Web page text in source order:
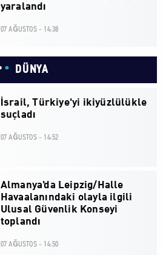
yaralandı
07 AĞUSTOS - 14:38
DÜNYA
İsrail, Türkiye'yi ikiyüzlülükle
suçladı
07 AĞUSTOS - 14:52
Almanya'da Leipzig/Halle
Havaalanındaki olayla ilgili
Ulusal Güvenlik Konseyi
toplandı
07 AĞUSTOS - 14:50